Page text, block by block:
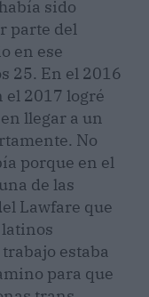
sido
parte del
en ese
25. En el 2016
el 2017 logré
llegar a un
No
porque en el
de las
Lawfare que
estaba
para que